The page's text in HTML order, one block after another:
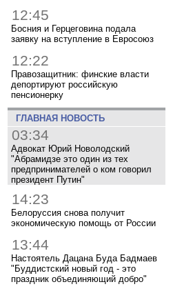
12:45
Босния и Герцеговина подала
заявку на вступление в Евросоюз
12:22
Правозащитник: финские власти
депортируют российскую
пенсионерку
ГЛАВНАЯ НОВОСТЬ
03:34
Адвокат Юрий Новолодский
"Абрамидзе это один из тех
предпринимателей о ком говорил
президент Путин"
14:23
Белоруссия снова получит
экономическую помощь от России
13:44
Настоятель Дацана Буда Бадмаев
"Буддистский новый год - это
праздник объединяющий добро"